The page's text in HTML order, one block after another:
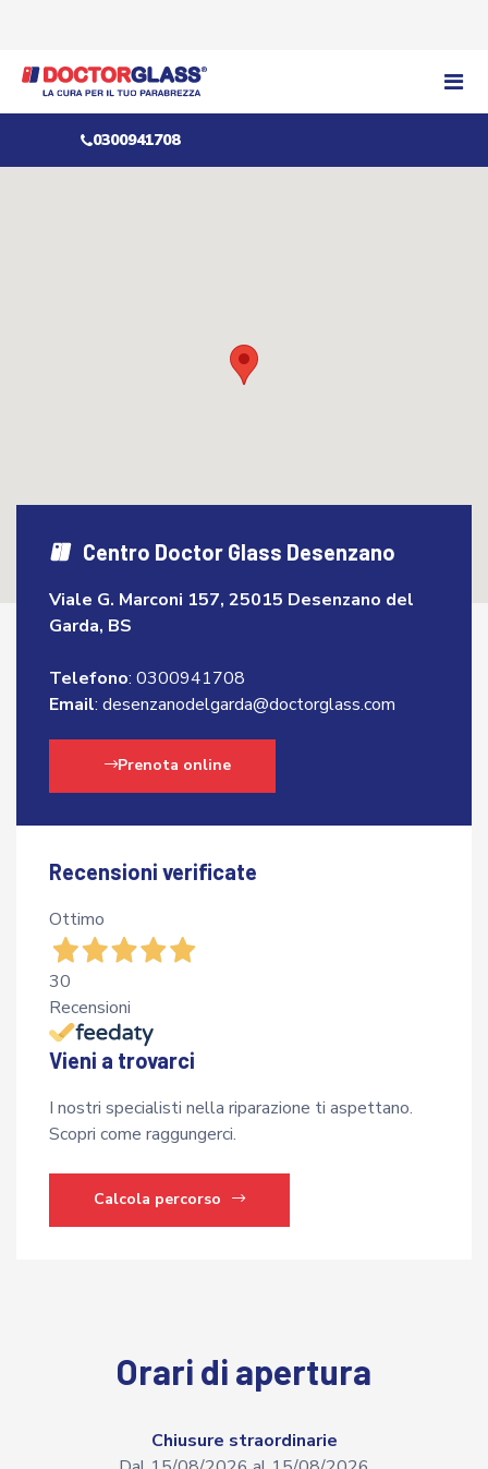
0300941708
Centro Doctor Glass Desenzano
Viale G. Marconi 157, 25015 Desenzano del
Garda, BS
Telefono: 0300941708
Email: desenzanodelgarda@doctorglass.com
Prenota online
Recensioni verificate
Ottimo
30
Recensioni
Vieni a trovarci
I nostri specialisti nella riparazione ti aspettano.
Scopri come raggungerci.
Calcola percorso
Orari di apertura
Chiusure straordinarie